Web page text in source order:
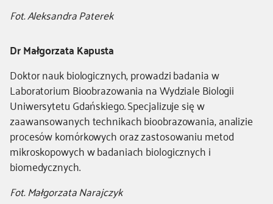
Fot. Aleksandra Paterek
Dr Małgorzata Kapusta
Doktor nauk biologicznych, prowadzi badania w
Laboratorium Bioobrazowania na Wydziale Biologii
Uniwersytetu Gdańskiego. Specjalizuje się w
zaawansowanych technikach bioobrazowania, analizie
procesów komórkowych oraz zastosowaniu metod
mikroskopowych w badaniach biologicznych i
biomedycznych.
Fot. Małgorzata Narajczyk